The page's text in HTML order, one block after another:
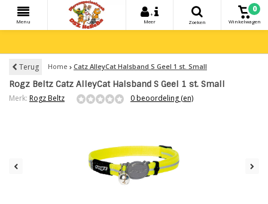
Menu
+
Meer
Zoeken
0
Winkelwagen
Terug Home Catz AlleyCat Halsband S Geel 1 st. Small
Rogz Beltz Catz AlleyCat Halsband S Geel 1 st. Small
Merk: Rogz Beltz 0 beoordeling (en)